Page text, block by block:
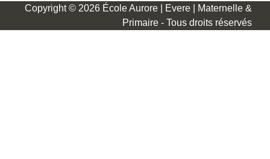
Copyright © 2026 École Aurore | Evere | Maternelle &
Primaire - Tous droits réservés